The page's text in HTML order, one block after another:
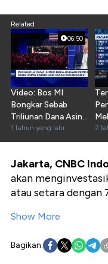
Related
06:50
Video: Bos MI
Bongkar Sebab
Triliunan Dana Asing
Kabur Dari Pasar RI
1 tahun yang lalu 2
Jakarta, CNBC
akan
atau setara dengan
Show More
Bagikan: